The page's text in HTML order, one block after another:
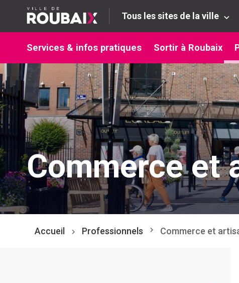
Tous les sites de la ville
Services & infos pratiques Sortir à Roubaix
Commerce et
Accueil Professionnels Commerce et